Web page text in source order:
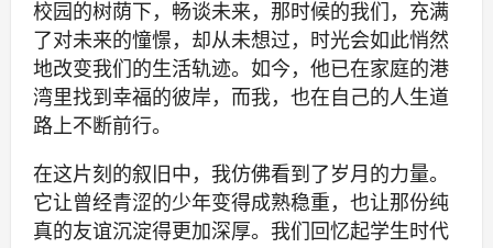
校园的树荫下，畅谈未来，那时候的我们，充满
了对未来的憧憬，却从未想过，时光会如此悄然
地改变我们的生活轨迹。如今，他已在家庭的港
湾里找到幸福的彼岸，而我，也在自己的人生道
路上不断前行。
在这片刻的叙旧中，我仿佛看到了岁月的力量。
它让曾经青涩的少年变得成熟稳重，也让那份纯
真的友谊沉淀得更加深厚。我们回忆起学生时代